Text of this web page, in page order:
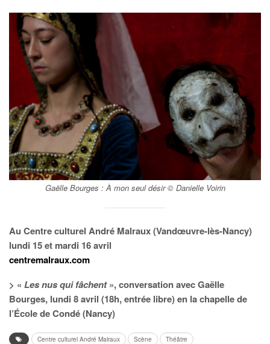
Gaëlle Bourges :À mon seul désir© Danielle Voirin
Au Centre culturel André Malraux (Vandœuvre-lès-Nancy)
lundi 15 et mardi 16 avril
centremalraux.com
> « Les nus qui fâchent», conversation avec Gaëlle
Bourges, lundi 8 avril (18h, entrée libre) en la chapelle de
l’École de Condé (Nancy)
Centre culturel André Malraux Scène Théâtre